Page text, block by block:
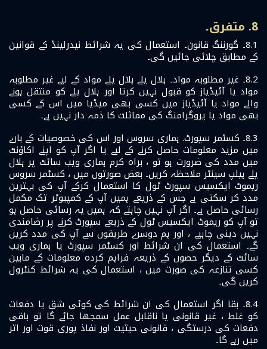
8. متفرق۔
8.1۔ گورننگ قانون۔ استعمال کی یہ شرائط نیدرلینڈ کے قوانین
کے مطابق چلائی جائیں گی۔
8.2۔ غیر مطلوبہ مواد۔ ہلال پلے ہلال پلے مواد کے لیے غیر مطلوبہ
مواد یا آئیڈیاز کو قبول نہیں کرتا اور ہلال پلے کو منتقل ہونے
والے مواد یا آئیڈیاز میں کسی بھی میڈیا میں اس کے کسی
بھی مواد یا پروگرامنگ کی مماثلت کا ذمہ دار نہیں ہے۔
8.3۔ کسٹمر سپورٹ. ہماری سروس اور اس کی خصوصیات کے بارے
میں مزید معلومات حاصل کرنے کے لیے یا اگر آپ کو اپنے اکاؤنٹ
میں مدد کی ضرورت ہو تو ، براہ کرم ہماری ویب سائٹ پر ہلال
پلے ہیلپ سینٹر ملاحظہ کریں۔ بعض صورتوں میں ، کسٹمر سروس
ریموٹ ایکسیس سپورٹ ٹول کا استعمال کرکے آپ کی بہترین
مدد کر سکتی ہے جس کے ذریعے ہمیں آپ کے کمپیوٹر تک مکمل
رسائی حاصل ہے۔ اگر آپ نہیں چاہتے کہ ہمیں یہ رسائی حاصل ہو
تو آپ کو ریموٹ ایکسیس ٹول کے ذریعے سپورٹ کرنے پر رضامندی
نہیں دینی چاہیے ، اور ہم دوسرے طریقوں سے آپ کی مدد کریں
گے۔ استعمال کی ان شرائط اور کسٹمر سپورٹ یا ہماری ویب
سائٹ کے دیگر حصوں کے ذریعہ فراہم کردہ معلومات کے مابین
کسی تنازعہ کی صورت میں ، استعمال کی یہ شرائط کنٹرول
کریں گی۔
8.4۔ بقا اگر استعمال کی ان شرائط کی کوئی شق یا دفعات
کو غلط ، غیر قانونی یا ناقابل عمل سمجھا جائے گا تو باقی
دفعات کی درستگی ، قانونی حیثیت اور نفاذ پوری قوت اور اثر
میں رہے گا۔